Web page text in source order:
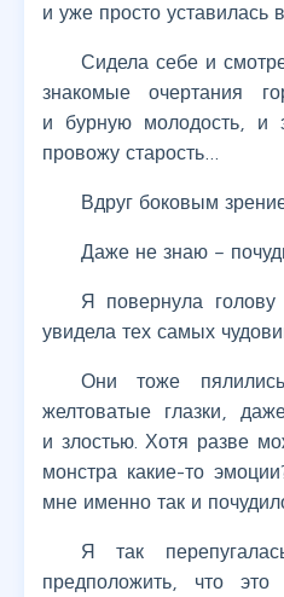
и уже просто уставилась
Сидела себе и
знакомые очертания
и бурную молодость, и
провожу старость…
Вдруг боковым
Даже не знаю –
Я повернула
увидела тех самых
Они тоже
желтоватые глазки,
и злостью. Хотя разве
монстра какие-то
мне именно так и
Я так
предположить, что это